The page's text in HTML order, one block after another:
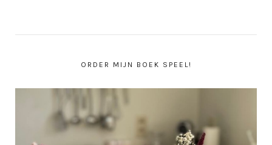
ORDER MIJN BOEK SPEEL!